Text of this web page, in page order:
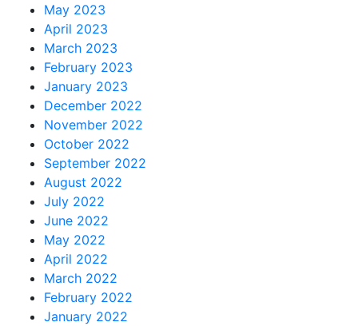
May 2023
April 2023
March 2023
February 2023
January 2023
December 2022
November 2022
October 2022
September 2022
August 2022
July 2022
June 2022
May 2022
April 2022
March 2022
February 2022
January 2022